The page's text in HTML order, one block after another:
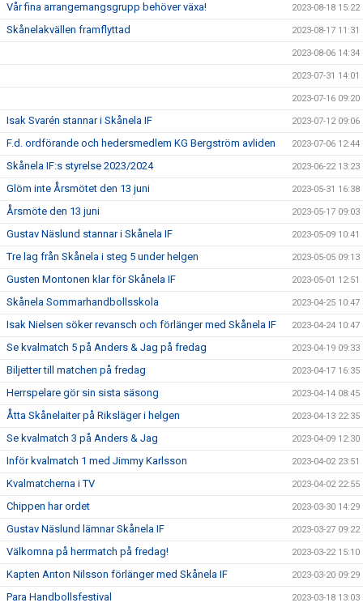
Vår fina arrangemangsgrupp behöver växa! 2023-08-18 15:22
Skånelakvällen framflyttad 2023-08-17 11:31
2023-08-06 14:34
2023-07-31 14:01
2023-07-16 09:20
Isak Svarén stannar i Skånela IF 2023-07-12 09:06
F.d. ordförande och hedersmedlem KG Bergström avliden 2023-07-06 12:44
Skånela IF:s styrelse 2023/2024 2023-06-22 13:23
Glöm inte Årsmötet den 13 juni 2023-05-31 16:38
Årsmöte den 13 juni 2023-05-17 09:03
Gustav Näslund stannar i Skånela IF 2023-05-09 10:41
Tre lag från Skånela i steg 5 under helgen 2023-05-05 09:13
Gusten Montonen klar för Skånela IF 2023-05-01 12:51
Skånela Sommarhandbollsskola 2023-04-25 10:47
Isak Nielsen söker revansch och förlänger med Skånela IF 2023-04-24 10:47
Se kvalmatch 5 på Anders & Jag på fredag 2023-04-19 09:33
Biljetter till matchen på fredag 2023-04-17 16:35
Herrspelare gör sin sista säsong 2023-04-14 08:45
Åtta Skånelaiter på Riksläger i helgen 2023-04-13 22:35
Se kvalmatch 3 på Anders & Jag 2023-04-09 12:30
Inför kvalmatch 1 med Jimmy Karlsson 2023-04-02 23:51
Kvalmatcherna i TV 2023-04-02 22:55
Chippen har ordet 2023-03-30 14:29
Gustav Näslund lämnar Skånela IF 2023-03-27 09:22
Välkomna på herrmatch på fredag! 2023-03-22 15:10
Kapten Anton Nilsson förlänger med Skånela IF 2023-03-20 09:29
Para Handbollsfestival 2023-03-18 13:03